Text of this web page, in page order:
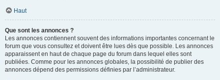
Haut
Que sont les annonces ?
Les annonces contiennent souvent des informations importantes concernant le
forum que vous consultez et doivent être lues dès que possible. Les annonces
apparaissent en haut de chaque page du forum dans lequel elles sont
publiées. Comme pour les annonces globales, la possibilité de publier des
annonces dépend des permissions définies par l’administrateur.